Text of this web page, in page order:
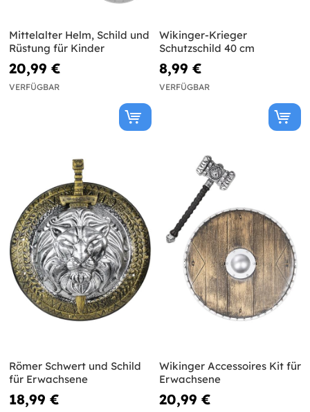
Mittelalter Helm, Schild und
Rüstung für Kinder
20,99 €
VERFÜGBAR
Wikinger-Krieger
Schutzschild 40 cm
8,99 €
VERFÜGBAR
Römer Schwert und Schild
für Erwachsene
18,99 €
Wikinger Accessoires Kit für
Erwachsene
20,99 €